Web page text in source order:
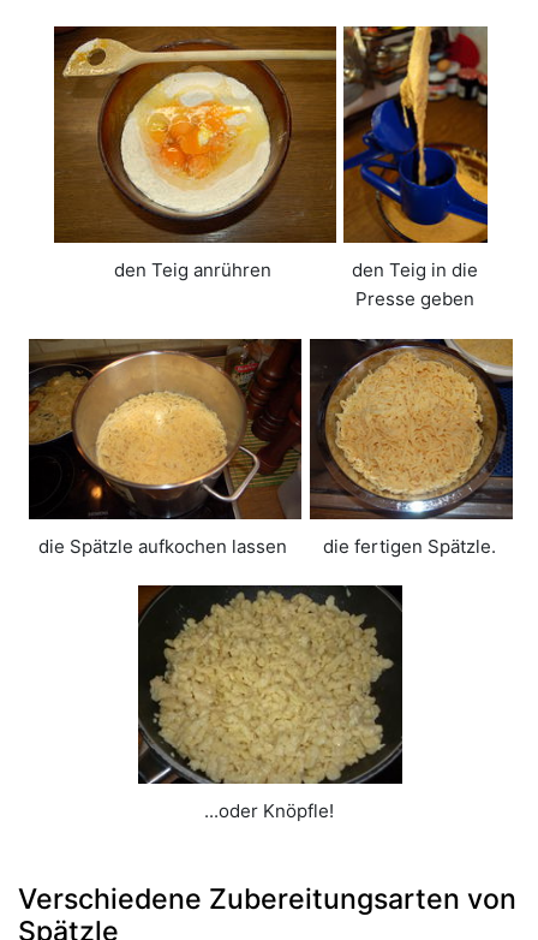
den Teig anrühren
den Teig in die
Presse geben
die Spätzle aufkochen lassen die fertigen Spätzle.
...oder Knöpfle!
Verschiedene Zubereitungsarten von
Spätzle